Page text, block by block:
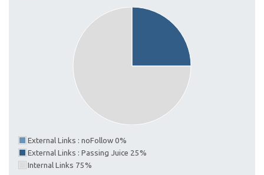
External Links : noFollow 0%
External Links : Passing Juice 25%
Internal Links 75%